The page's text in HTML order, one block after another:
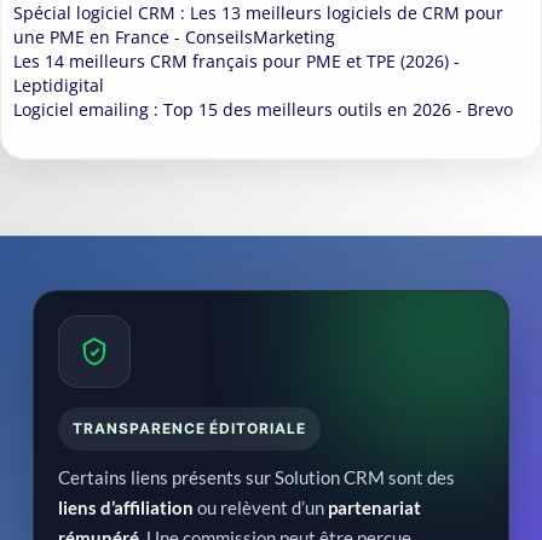
Spécial logiciel CRM : Les 13 meilleurs logiciels de CRM pour
une PME en France - ConseilsMarketing
Les 14 meilleurs CRM français pour PME et TPE (2026) -
Leptidigital
Logiciel emailing : Top 15 des meilleurs outils en 2026 - Brevo
TRANSPARENCE ÉDITORIALE
Certains liens présents sur Solution CRM sont des
liens d’affiliation ou relèvent d’un partenariat